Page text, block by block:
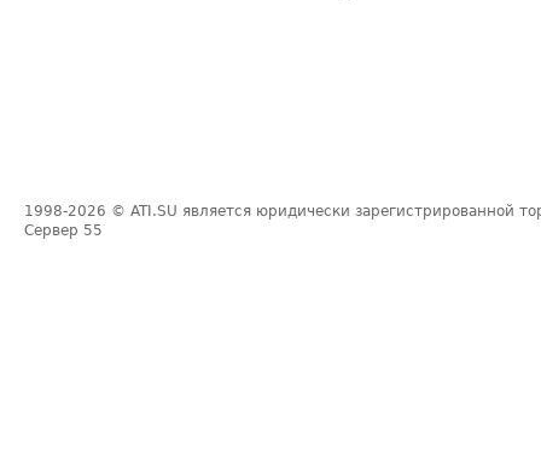
1998-2026 © ATI.SU является юридически зарегистрированной
Сервер 55